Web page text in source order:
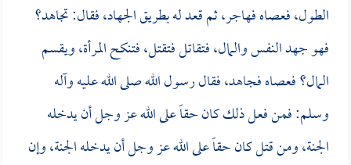
الطول، فعصاه فهاجر، ثم قعد له بطريق الجهاد، فقال: تجاهد؟
فهو جهد النفس والمال، فتقاتل فتقتل، فتنكح المرأة، ويقسم
المال؟ فعصاه فجاهد، فقال رسول الله صلى الله عليه وآله
وسلم: فمن فعل ذلك كان حقاً على الله عز وجل أن يدخله
الجنة، ومن قتل كان حقاً على الله عز وجل أن يدخله الجنة، وإن